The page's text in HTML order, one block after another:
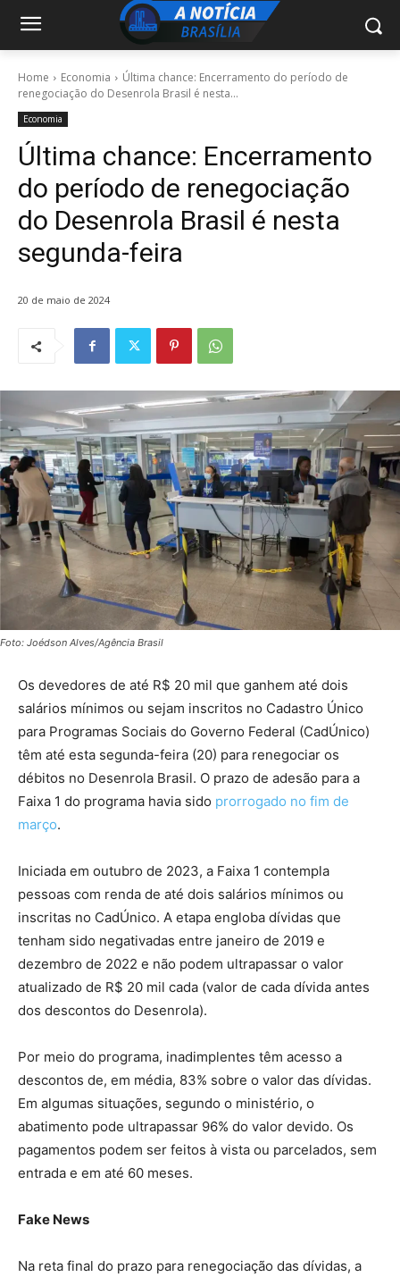
Home Economia
Última chance: Encerramento do período de
renegociação do Desenrola Brasil é nesta...
Economia
Última chance: Encerramento
do período de renegociação
do Desenrola Brasil é nesta
segunda-feira
20 de maio de 2024
Foto: Joédson Alves/Agência Brasil
Os devedores de até R$ 20 mil que ganhem até dois
salários mínimos ou sejam inscritos no Cadastro Único
para Programas Sociais do Governo Federal (CadÚnico)
têm até esta segunda-feira (20) para renegociar os
débitos no Desenrola Brasil. O prazo de adesão para a
Faixa 1 do programa havia sido prorrogado no fim de
março.
Iniciada em outubro de 2023, a Faixa 1 contempla
pessoas com renda de até dois salários mínimos ou
inscritas no CadÚnico. A etapa engloba dívidas que
tenham sido negativadas entre janeiro de 2019 e
dezembro de 2022 e não podem ultrapassar o valor
atualizado de R$ 20 mil cada (valor de cada dívida antes
dos descontos do Desenrola).
Por meio do programa, inadimplentes têm acesso a
descontos de, em média, 83% sobre o valor das dívidas.
Em algumas situações, segundo o ministério, o
abatimento pode ultrapassar 96% do valor devido. Os
pagamentos podem ser feitos à vista ou parcelados, sem
entrada e em até 60 meses.
Fake News
Na reta final do prazo para renegociação das dívidas, a